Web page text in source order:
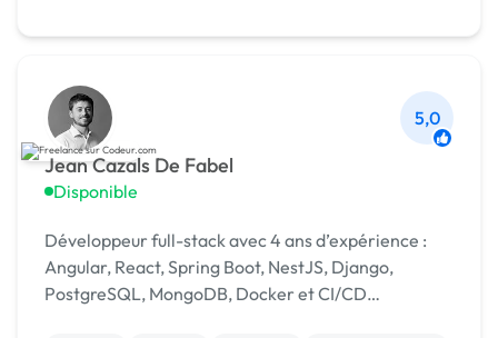
Jean Cazals De Fabel
Disponible
5,0
Développeur full-stack avec 4 ans d’expérience :
Angular, React, Spring Boot, NestJS, Django,
PostgreSQL, MongoDB, Docker et CI/CD